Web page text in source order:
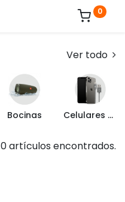
0
Ver todo
Bocinas Celulares y Mas
0 artículos encontrados.